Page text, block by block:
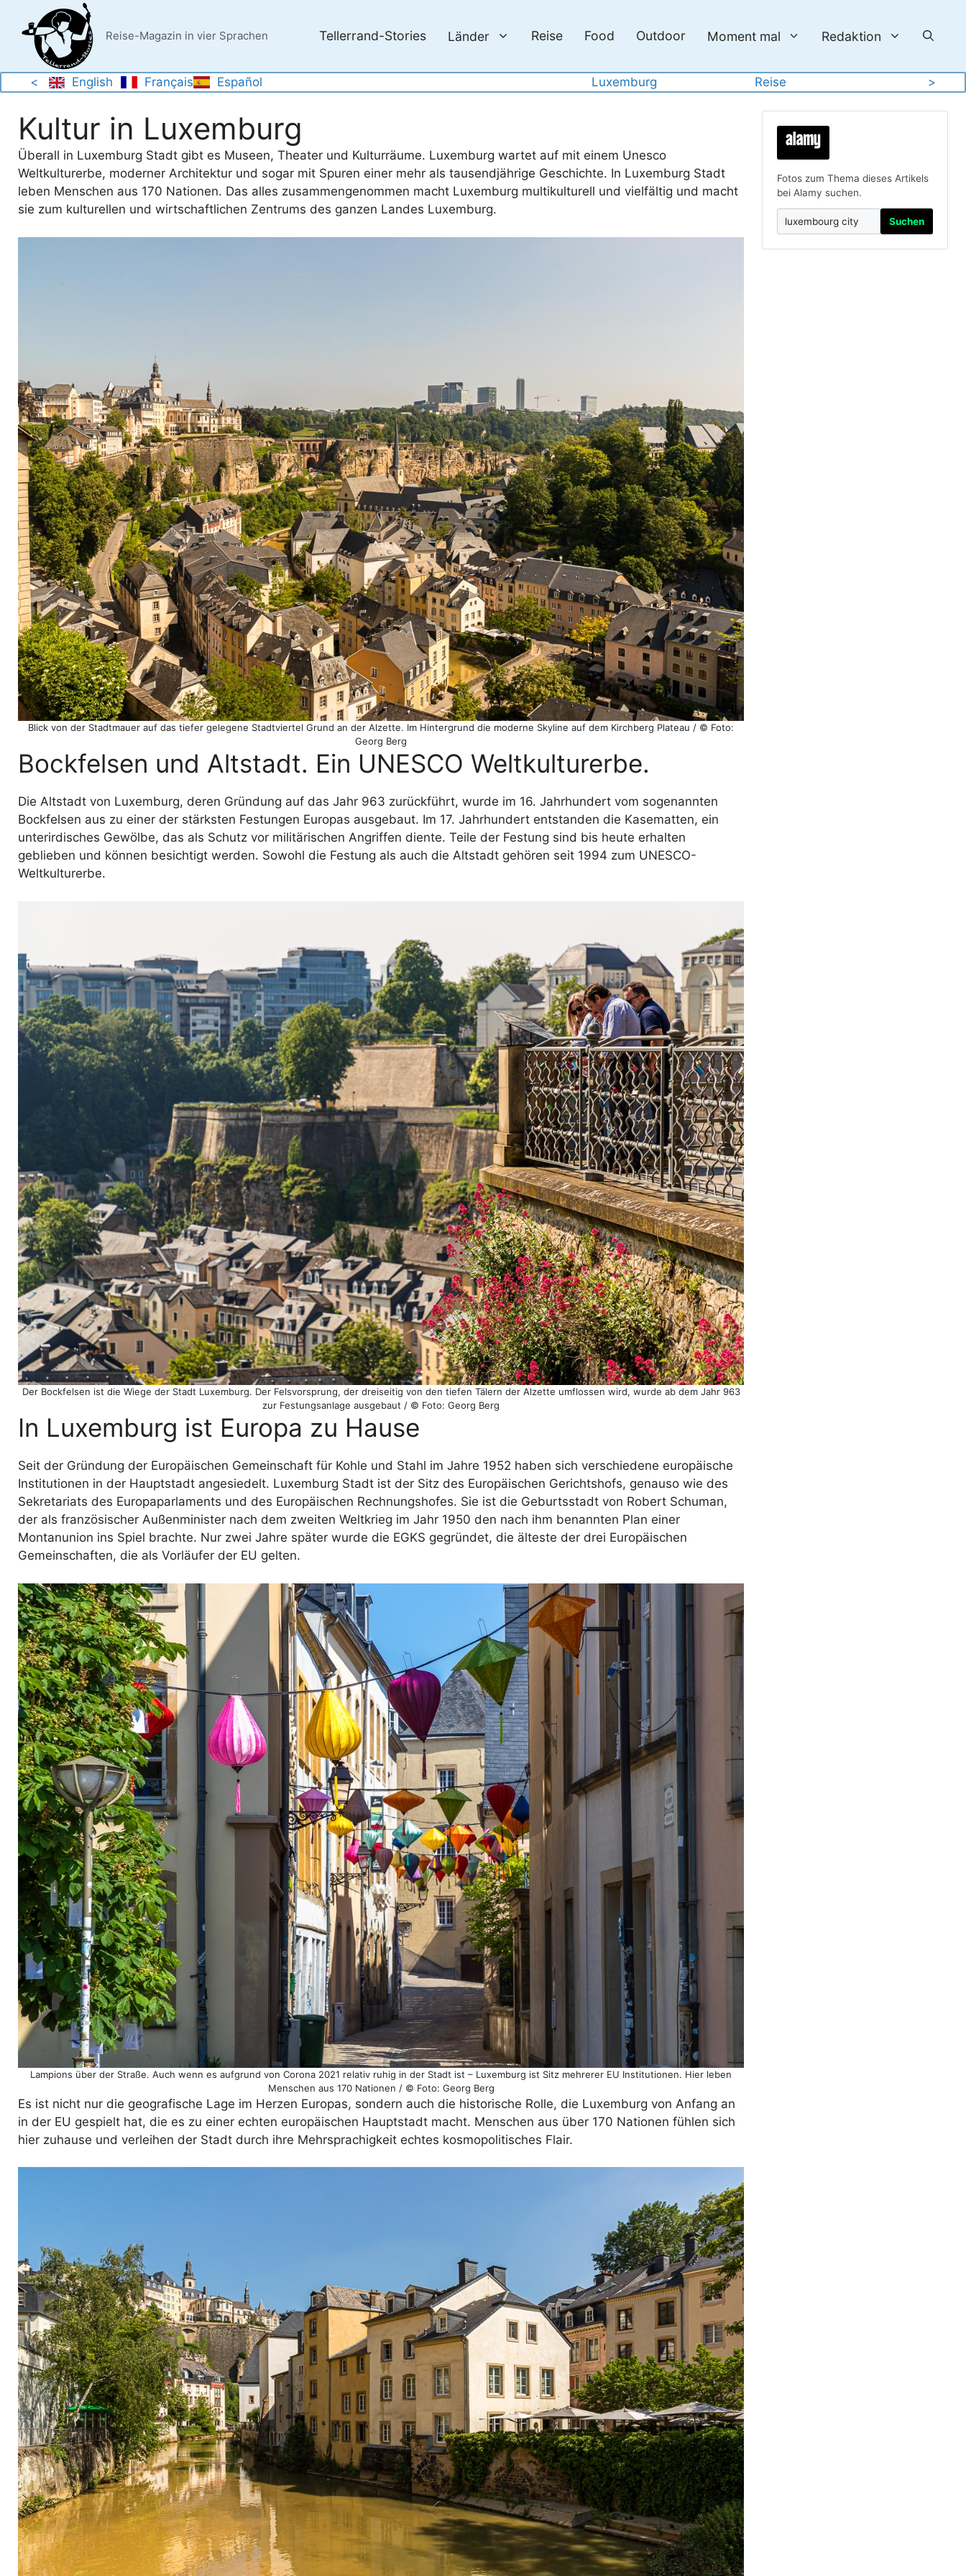
Inhalt
springen
Reise-Magazin in vier Sprachen Tellerrand-Stories Länder Reise Food Outdoor Moment mal Redaktion
< English Français Español Luxemburg Reise >
Kultur in Luxemburg
Überall in Luxemburg Stadt gibt es Museen, Theater und Kulturräume. Luxemburg wartet auf mit einem Unesco
Weltkulturerbe, moderner Architektur und sogar mit Spuren einer mehr als tausendjährige Geschichte. In Luxemburg Stadt
leben Menschen aus 170 Nationen. Das alles zusammengenommen macht Luxemburg multikulturell und vielfältig und macht
sie zum kulturellen und wirtschaftlichen Zentrums des ganzen Landes Luxemburg.
Blick von der Stadtmauer auf das tiefer gelegene Stadtviertel Grund an der Alzette. Im Hintergrund die moderne Skyline auf dem Kirchberg Plateau / © Foto:
Georg Berg
Bockfelsen und Altstadt. Ein UNESCO Weltkulturerbe.
Die Altstadt von Luxemburg, deren Gründung auf das Jahr 963 zurückführt, wurde im 16. Jahrhundert vom sogenannten
Bockfelsen aus zu einer der stärksten Festungen Europas ausgebaut. Im 17. Jahrhundert entstanden die Kasematten, ein
unterirdisches Gewölbe, das als Schutz vor militärischen Angriffen diente. Teile der Festung sind bis heute erhalten
geblieben und können besichtigt werden. Sowohl die Festung als auch die Altstadt gehören seit 1994 zum UNESCO-
Weltkulturerbe.
Der Bockfelsen ist die Wiege der Stadt Luxemburg. Der Felsvorsprung, der dreiseitig von den tiefen Tälern der Alzette umflossen wird, wurde ab dem Jahr 963
zur Festungsanlage ausgebaut / © Foto: Georg Berg
In Luxemburg ist Europa zu Hause
Seit der Gründung der Europäischen Gemeinschaft für Kohle und Stahl im Jahre 1952 haben sich verschiedene europäische
Institutionen in der Hauptstadt angesiedelt. Luxemburg Stadt ist der Sitz des Europäischen Gerichtshofs, genauso wie des
Sekretariats des Europaparlaments und des Europäischen Rechnungshofes. Sie ist die Geburtsstadt von Robert Schuman,
der als französischer Außenminister nach dem zweiten Weltkrieg im Jahr 1950 den nach ihm benannten Plan einer
Montanunion ins Spiel brachte. Nur zwei Jahre später wurde die EGKS gegründet, die älteste der drei Europäischen
Gemeinschaften, die als Vorläufer der EU gelten.
Lampions über der Straße. Auch wenn es aufgrund von Corona 2021 relativ ruhig in der Stadt ist – Luxemburg ist Sitz mehrerer EU Institutionen. Hier leben
Menschen aus 170 Nationen / © Foto: Georg Berg
Es ist nicht nur die geografische Lage im Herzen Europas, sondern auch die historische Rolle, die Luxemburg von Anfang an
in der EU gespielt hat, die es zu einer echten europäischen Hauptstadt macht. Menschen aus über 170 Nationen fühlen sich
hier zuhause und verleihen der Stadt durch ihre Mehrsprachigkeit echtes kosmopolitisches Flair.
Fotos zum Thema dieses Artikels
bei Alamy suchen.
Suchen